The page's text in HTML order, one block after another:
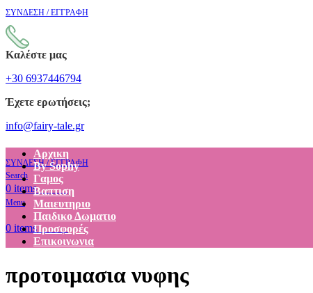
ΣΥΝΔΕΣΗ / ΕΓΓΡΑΦΗ
Καλέστε μας
+30 6937446794
Έχετε ερωτήσεις;
info@fairy-tale.gr
ΣΥΝΔΕΣΗ / ΕΓΓΡΑΦΗ
Search
0 items €0.00
Menu
0 items €0.00
Αρχικη
By Sophy
Γαμος
Βαπτιση
Μαιευτηριο
Παιδικο Δωματιο
Προσφορές
Επικοινωνια
προτοιμασια νυφης